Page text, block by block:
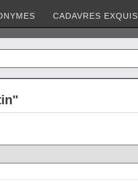
CADAVRES EXQUIS